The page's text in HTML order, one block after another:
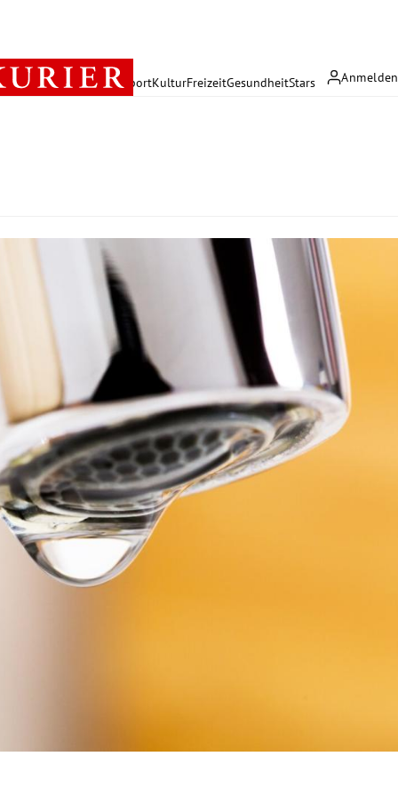
Anmelden
PolitikWirtschaft SportKulturFreizeitGesundheitStars